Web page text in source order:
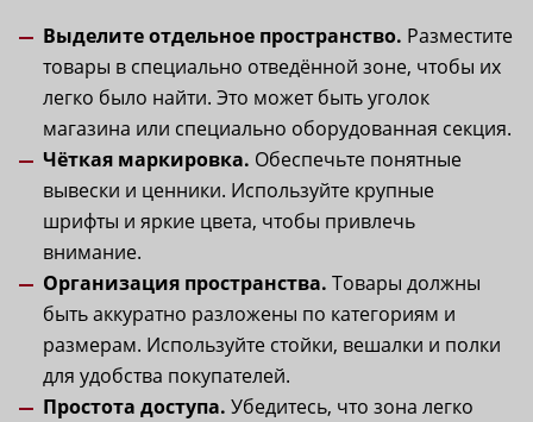
Выделите отдельное пространство. Разместите
товары в специально отведённой зоне, чтобы их
легко было найти. Это может быть уголок
магазина или специально оборудованная секция.
Чёткая маркировка. Обеспечьте понятные
вывески и ценники. Используйте крупные
шрифты и яркие цвета, чтобы привлечь
внимание.
Организация пространства. Товары должны
быть аккуратно разложены по категориям и
размерам. Используйте стойки, вешалки и полки
для удобства покупателей.
Простота доступа. Убедитесь, что зона легко